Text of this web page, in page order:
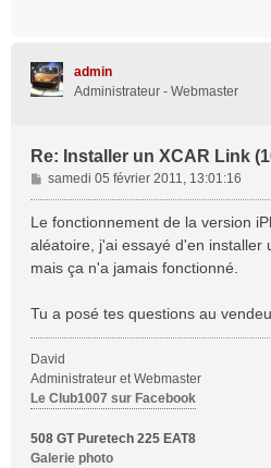
admin
Administrateur - Webmaster
Re: Installer un XCAR Link
M
e
s
s
g
samedi 05 février 2011, 13:01:16
Le fonctionnement de la version
aléatoire, j'ai essayé d'en installer
mais ça n'a jamais fonctionné.
Tu a posé tes questions au
David
Administrateur et Webmaster
Le Club1007 sur Facebook
508 GT Puretech 225 EAT8
Galerie photo